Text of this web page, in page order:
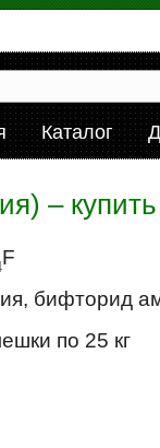
Каталог
–
F
бифторид
по 25 кг